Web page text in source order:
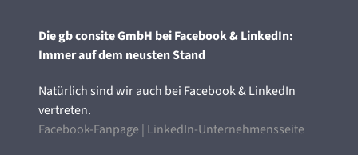
Die gb consite GmbH bei Facebook & LinkedIn:
Immer auf dem neusten Stand
Natürlich sind wir auch bei Facebook & LinkedIn
vertreten.
Facebook-Fanpage| LinkedIn-Unternehmensseite